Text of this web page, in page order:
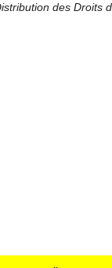
des Droits